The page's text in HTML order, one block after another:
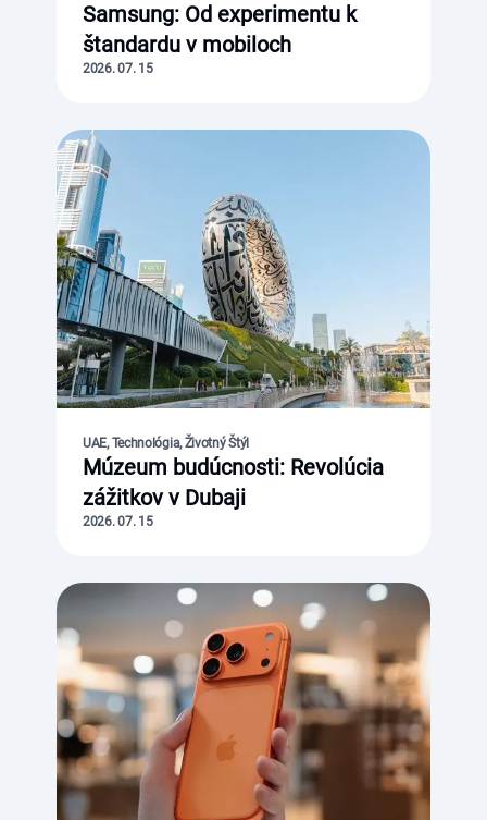
Samsung: Od experimentu k
štandardu v mobiloch
2026. 07. 15
UAE, Technológia, Životný Štýl
Múzeum budúcnosti: Revolúcia
zážitkov v Dubaji
2026. 07. 15